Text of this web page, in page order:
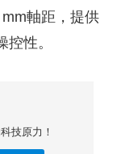
軸距，提供
性。
技原力！